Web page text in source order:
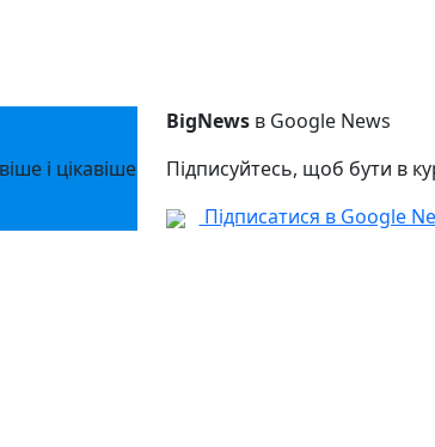
і цікавіше
BigNewsв Google News
Підписуйтесь, щоб бути в
Підписатися в Google